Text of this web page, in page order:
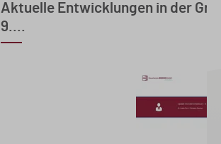
Aktuelle Entwicklungen in der
9....